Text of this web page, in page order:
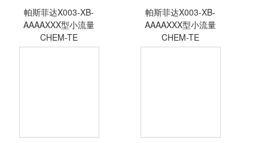
<查看详情> <查看详情>
帕斯菲达X003-XB-
AAAAXXX型小流量
CHEM-TE
帕斯菲达X003-XB-
AAAAXXX型小流量
CHEM-TE